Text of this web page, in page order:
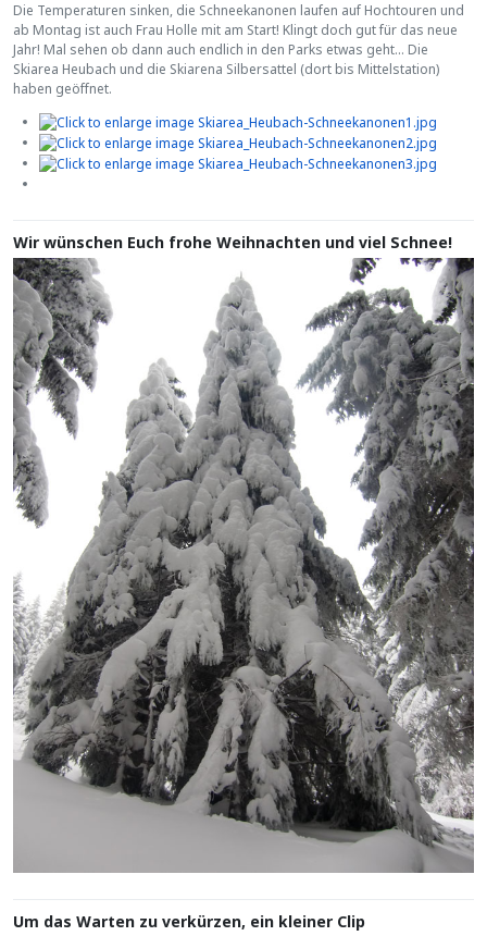
Die Temperaturen sinken, die Schneekanonen laufen auf Hochtouren und
ab Montag ist auch Frau Holle mit am Start! Klingt doch gut für das neue
Jahr! Mal sehen ob dann auch endlich in den Parks etwas geht... Die
Skiarea Heubach und die Skiarena Silbersattel (dort bis Mittelstation)
haben geöffnet.
Wir wünschen Euch frohe Weihnachten und viel Schnee!
Um das Warten zu verkürzen, ein kleiner Clip